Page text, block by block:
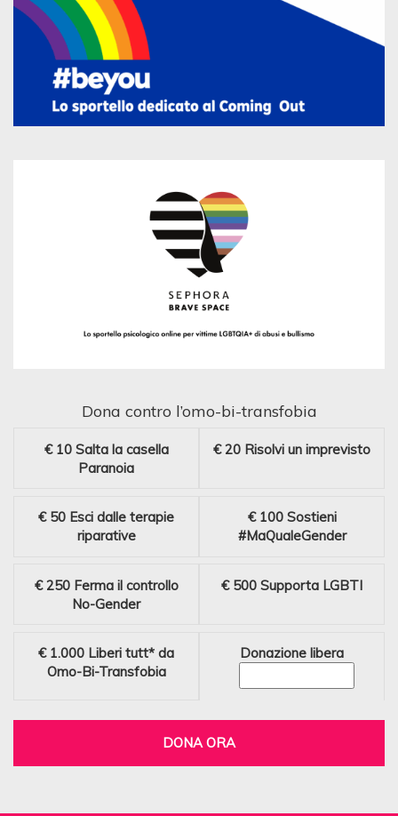
Dona contro l’omo-bi-transfobia
€ 10 Salta la casella
Paranoia
€ 20 Risolvi un imprevisto
€ 50 Esci dalle terapie
riparative
€ 100 Sostieni
#MaQualeGender
€ 250 Ferma il controllo
No-Gender
€ 500 Supporta LGBTI
€ 1.000 Liberi tutt* da
Omo-Bi-Transfobia
Donazione libera
DONA ORA